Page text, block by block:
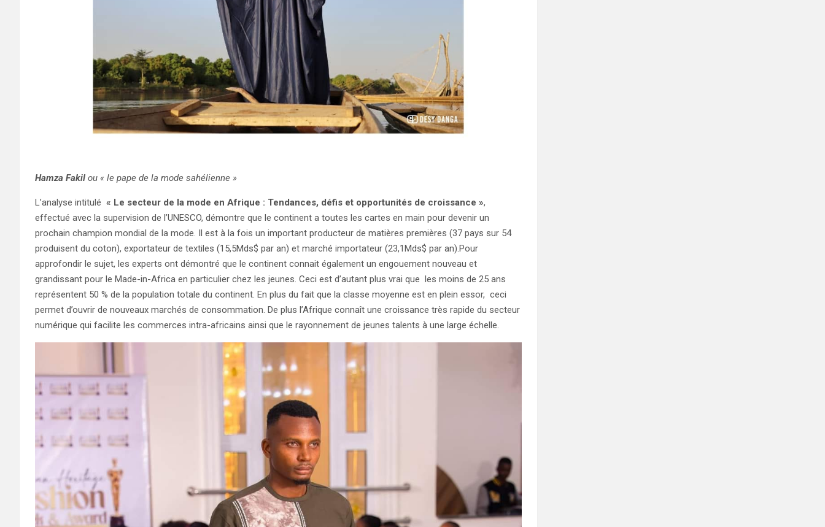
Hamza Fakil ou « le pape de la mode sahélienne »
L’analyse intitulé « Le secteur de la mode en Afrique : Tendances, défis et opportunités de croissance »,
effectué avec la supervision de l’UNESCO, démontre que le continent a toutes les cartes en main pour devenir un
prochain champion mondial de la mode. Il est à la fois un important producteur de matières premières (37 pays sur 54
produisent du coton), exportateur de textiles (15,5Mds$ par an) et marché importateur (23,1Mds$ par an).Pour
approfondir le sujet, les experts ont démontré que le continent connait également un engouement nouveau et
grandissant pour le Made-in-Africa en particulier chez les jeunes. Ceci est d’autant plus vrai que les moins de 25 ans
représentent 50 % de la population totale du continent. En plus du fait que la classe moyenne est en plein essor, ceci
permet d’ouvrir de nouveaux marchés de consommation. De plus l’Afrique connaît une croissance très rapide du secteur
numérique qui facilite les commerces intra-africains ainsi que le rayonnement de jeunes talents à une large échelle.